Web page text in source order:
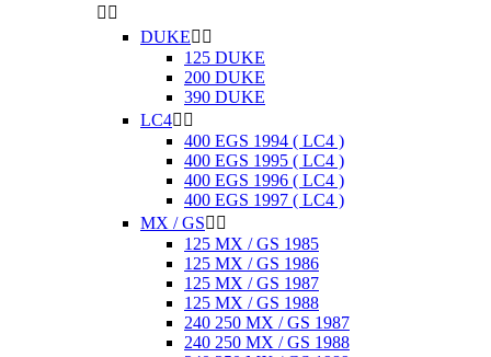
 
DUKE 
125 DUKE
200 DUKE
390 DUKE
LC4 
400 EGS 1994 ( LC4 )
400 EGS 1995 ( LC4 )
400 EGS 1996 ( LC4 )
400 EGS 1997 ( LC4 )
MX / GS 
125 MX / GS 1985
125 MX / GS 1986
125 MX / GS 1987
125 MX / GS 1988
240 250 MX / GS 1987
240 250 MX / GS 1988